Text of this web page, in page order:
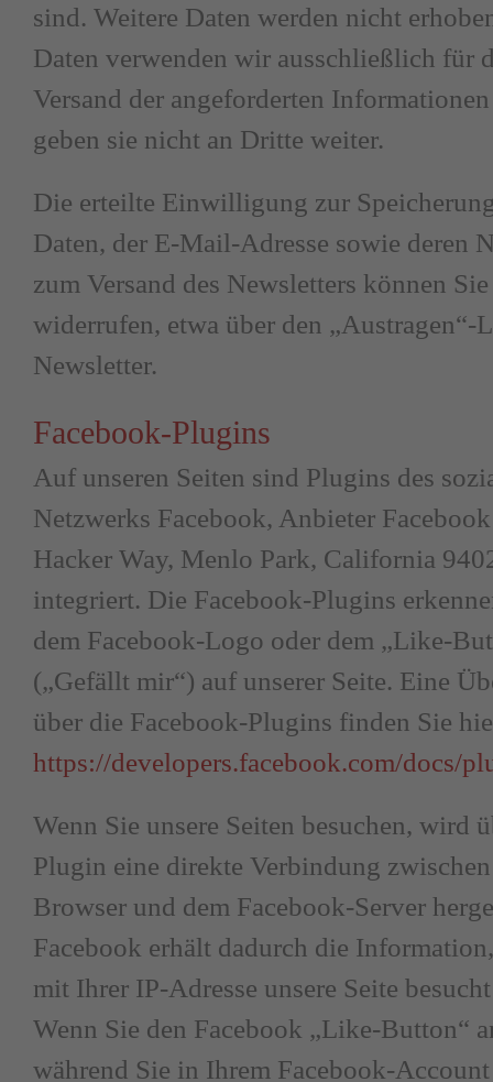
sind. Weitere Daten werden nicht
Daten verwenden wir ausschließlich für
Versand der angeforderten
geben sie nicht an Dritte weiter.
Die erteilte Einwilligung zur
Daten, der E-Mail-Adresse sowie deren
zum Versand des Newsletters können
widerrufen, etwa über den „Austragen“-
Newsletter.
Facebook-Plugins
Auf unseren Seiten sind Plugins des
Netzwerks Facebook, Anbieter
Hacker Way, Menlo Park, California
integriert. Die Facebook-Plugins
dem Facebook-Logo oder dem „Like-
(„Gefällt mir“) auf unserer Seite. Eine
über die Facebook-Plugins finden Sie
https://developers.facebook.com/docs/
Wenn Sie unsere Seiten besuchen, wird
Plugin eine direkte Verbindung
Browser und dem Facebook-Server
Facebook erhält dadurch die
mit Ihrer IP-Adresse unsere Seite
Wenn Sie den Facebook „Like-Button“
während Sie in Ihrem Facebook-Account